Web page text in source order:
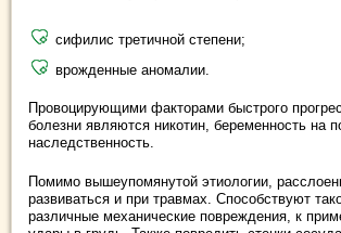
сифилис третичной степени;
врожденные аномалии.
Провоцирующими факторами быстрого
болезни являются никотин, беременность на
наследственность.
Помимо вышеупомянутой этиологии,
развиваться и при травмах. Способствуют
различные механические повреждения, к